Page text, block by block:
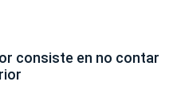
consiste en no contar